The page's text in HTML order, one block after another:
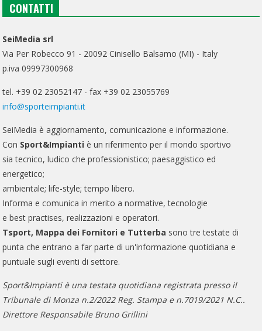
CONTATTI
SeiMedia srl
Via Per Robecco 91 - 20092 Cinisello Balsamo (MI) - Italy
p.iva 09997300968
tel. +39 02 23052147 - fax +39 02 23055769
info@sporteimpianti.it
SeiMedia è aggiornamento, comunicazione e informazione.
Con Sport&Impianti è un riferimento per il mondo sportivo
sia tecnico, ludico che professionistico; paesaggistico ed
energetico;
ambientale; life-style; tempo libero.
Informa e comunica in merito a normative, tecnologie
e best practises, realizzazioni e operatori.
Tsport, Mappa dei Fornitori e Tutterba sono tre testate di
punta che entrano a far parte di un'informazione quotidiana e
puntuale sugli eventi di settore.
Sport&Impianti è una testata quotidiana registrata presso il
Tribunale di Monza n.2/2022 Reg. Stampa e n.7019/2021 N.C..
Direttore Responsabile Bruno Grillini